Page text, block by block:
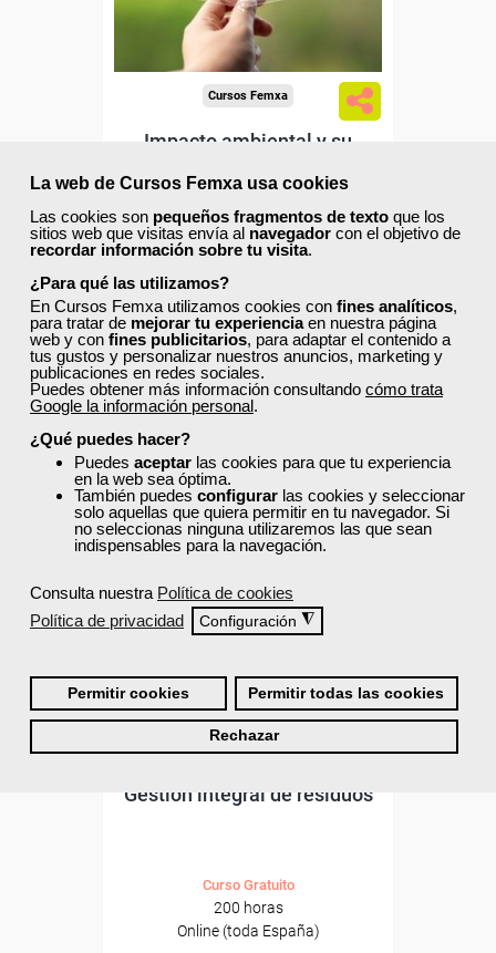
La web de Cursos Femxa usa cookies
Las cookies son pequeños fragmentos de texto que los
sitios web que visitas envía al navegador con el objetivo de
recordar información sobre tu visita.
¿Para qué las utilizamos?
En Cursos Femxa utilizamos cookies con fines analíticos,
para tratar de mejorar tu experienciaen nuestra página
web y con fines publicitarios, para adaptar el contenido a
tus gustos y personalizar nuestros anuncios, marketing y
publicaciones en redes sociales.
Puedes obtener más información consultando cómo trata
Google la información personal.
¿Qué puedes hacer?
Puedes aceptar las cookies para que tu experiencia
en la web sea óptima.
También puedes configurar las cookies y seleccionar
solo aquellas que quiera permitir en tu navegador. Si
no seleccionas ninguna utilizaremos las que sean
indispensables para la navegación.
Consulta nuestra Política de cookies
Política de privacidad
Configuración ◮
Permitir cookies Permitir todas las cookies
Rechazar
-Mediambiente.
Cursos Femxa
Impacto ambiental y su
Curso Gratuito
30 horas
Online (toda España)
Ver curso
0 7
ONLINE
Formación 100%
subvencionada.
Para desempleados,
trabajadores y autónomos.
Cursos Femxa
Gestión integral de residuos
Curso Gratuito
200 horas
Online (toda España)